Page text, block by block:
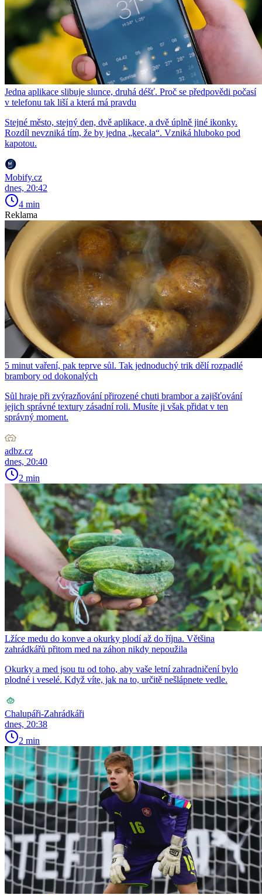
Jedna aplikace slibuje slunce, druhá déšť. Proč se předpovědi počasí
v telefonu tak liší a která má pravdu
Stejné město, stejný den, dvě aplikace, a dvě úplně jiné ikonky.
Rozdíl nevzniká tím, že by jedna „kecala“. Vzniká hluboko pod
kapotou.
Mobify.cz
dnes, 20:42
4 min
Reklama
5 minut vaření, pak teprve sůl. Tak jednoduchý trik dělí rozpadlé
brambory od dokonalých
Sůl hraje při zvýrazňování přirozené chuti brambor a zajišťování
jejich správné textury zásadní roli. Musíte ji však přidat v ten
správný moment.
adbz.cz
dnes, 20:40
2 min
Lžíce medu do konve a okurky plodí až do října. Většina
zahrádkářů přitom med na záhon nikdy nepoužila
Okurky a med jsou tu od toho, aby vaše letní zahradničení bylo
plodné i veselé. Když víte, jak na to, určitě nešlápnete vedle.
Chalupáři-Zahrádkáři
dnes, 20:38
2 min